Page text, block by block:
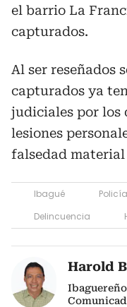
el barrio La
capturados.
Al ser reseñados
capturados ya
judiciales por los
lesiones
falsedad
Ibagué
Delincuencia
Harold